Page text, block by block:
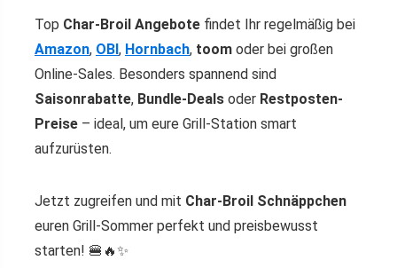
Top Char-Broil Angebote findet Ihr regelmäßig bei
Amazon, OBI, Hornbach, toom oder bei großen
Online-Sales. Besonders spannend sind
Saisonrabatte, Bundle-Deals oder Restposten-
Preise – ideal, um eure Grill-Station smart
aufzurüsten.
Jetzt zugreifen und mit Char-Broil Schnäppchen
euren Grill-Sommer perfekt und preisbewusst
starten! 🍔🔥✨